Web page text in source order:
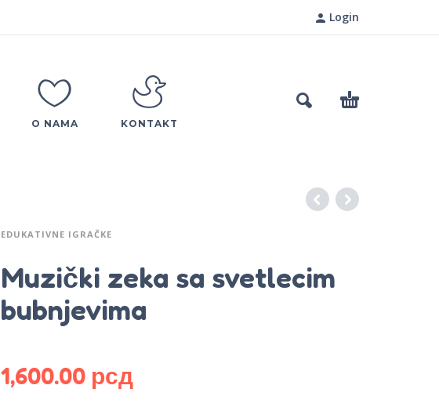
Login
O NAMA KONTAKT
EDUKATIVNE IGRAČKE
Muzički zeka sa svetlecim
bubnjevima
1,600.00 рсд